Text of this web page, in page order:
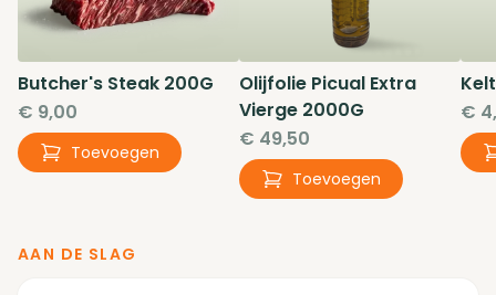
Butcher's Steak 200G
€ 9,00
Toevoegen
Olijfolie Picual Extra
Vierge 2000G
€ 49,50
Toevoegen
€
AAN DE SLAG